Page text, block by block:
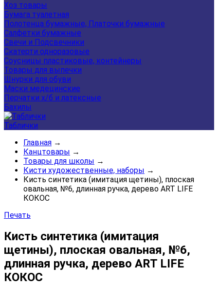
Хоз товары
Бумага туалетная
Полотенца бумажные, Платочки бумажные
Салфетки бумажные
Свечи и Подсвечники
Скатерти одноразовые
Соусницы пластиковые, контейнеры
Товары для выпечки
Шнурки для обуви
Маски медецинские
Перчатки х/б и латексные
Бахилы
Таблички
Главная →
Канцтовары →
Товары для школы →
Кисти художественные, наборы →
Кисть синтетика (имитация щетины), плоская
овальная, №6, длинная ручка, дерево ART LIFE
КОКОС
Печать
Кисть синтетика (имитация
щетины), плоская овальная, №6,
длинная ручка, дерево ART LIFE
КОКОС